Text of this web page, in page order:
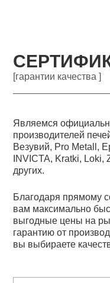
[гарантии качества ]
Являемся
производителей
Везувий, Pro Metall,
INVICTA, Kratki, Loki,
других.
Благодаря прямому
вам максимально
выгодные цены на
гарантию от
вы выбираете